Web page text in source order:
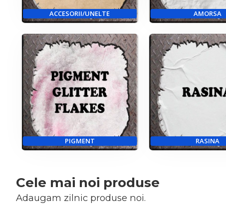
ACCESORII/UNELTE AMORSA
PIGMENT RASINA
Cele mai noi produse
Adaugam zilnic produse noi.